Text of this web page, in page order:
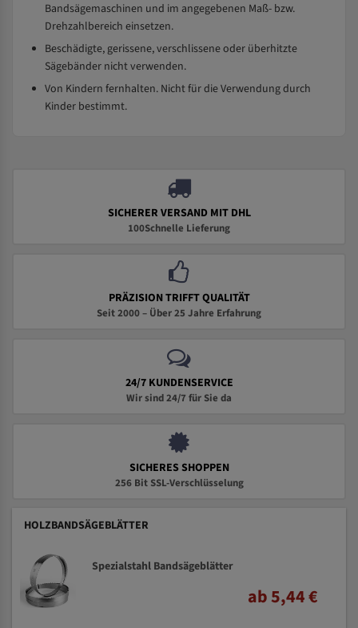
Bandsägemaschinen und im angegebenen Maß- bzw.
Drehzahlbereich einsetzen.
Beschädigte, gerissene, verschlissene oder überhitzte
Sägebänder nicht verwenden.
Von Kindern fernhalten. Nicht für die Verwendung durch
Kinder bestimmt.
SICHERER VERSAND MIT DHL
100Schnelle Lieferung
PRÄZISION TRIFFT QUALITÄT
Seit 2000 – Über 25 Jahre Erfahrung
24/7 KUNDENSERVICE
Wir sind 24/7 für Sie da
SICHERES SHOPPEN
256 Bit SSL-Verschlüsselung
HOLZBANDSÄGEBLÄTTER
Spezialstahl Bandsägeblätter
ab 5,44 €